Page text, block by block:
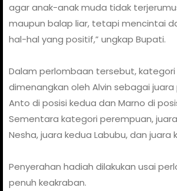
agar anak-anak muda tidak
maupun balap liar, tetapi mencintai
hal-hal yang positif,” ungkap Bupati.
Dalam perlombaan tersebut, kategori
dimenangkan oleh Alvin sebagai
Anto di posisi kedua dan Marno di
Sementara kategori perempuan,
Nesha, juara kedua Labubu, dan juara
Penyerahan hadiah dilakukan usai
penuh keakraban.